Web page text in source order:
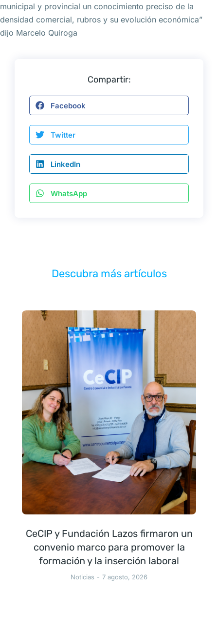
municipal y provincial un conocimiento preciso de la
densidad comercial, rubros y su evolución económica”
dijo Marcelo Quiroga
Compartir:
Facebook
Twitter
LinkedIn
WhatsApp
Descubra más artículos
CeCIP y Fundación Lazos firmaron un
convenio marco para promover la
formación y la inserción laboral
Noticias 7 agosto, 2026